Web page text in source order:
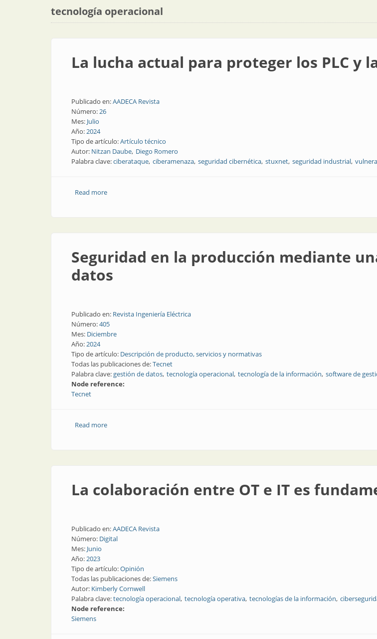
tecnología operacional
La lucha actual para proteger los PLC y
Publicado en:AADECA Revista
Número:26
Mes: Julio
Año:2024
Tipo de artículo:Artículo técnico
Autor: Nitzan Daube Diego Romero
Palabra clave:ciberataque ciberamenaza seguridad cibernética stuxnet seguridad industrial
Read moreabout La lucha actual para proteger los PLC y las redes TO
Seguridad en la producción mediante
datos
Publicado en: Revista Ingeniería Eléctrica
Número:405
Mes: Diciembre
Año:2024
Tipo de artículo: Descripción de producto, servicios y normativas
Todas las publicaciones de:Tecnet
Palabra clave:gestión de datos tecnología operacional tecnología de la información software de
Node reference:
Tecnet
Read moreabout Seguridad en la producción mediante una gestión innovadora de datos
La colaboración entre OT e IT es
Publicado en:AADECA Revista
Número: Digital
Mes: Junio
Año:2023
Tipo de artículo:Opinión
Todas las publicaciones de:Siemens
Autor: Kimberly Cornwell
Palabra clave:tecnología operacional tecnología operativa tecnologías de la información
Node reference:
Siemens